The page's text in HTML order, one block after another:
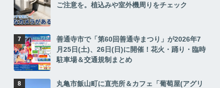
ご注意を。植込みや室外機周りをチェック
善通寺市で「第60回善通寺まつり」が2026年7
月25日(土)、26日(日)に開催！花火・踊り・臨時
駐車場＆交通規制まとめ
丸亀市飯山町に直売所＆カフェ「葡萄屋(アグリ